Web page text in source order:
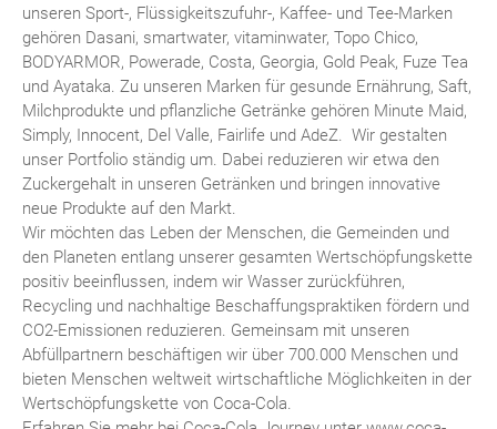
unseren Sport-, Flüssigkeitszufuhr-, Kaffee- und Tee-Marken
gehören Dasani, smartwater, vitaminwater, Topo Chico,
BODYARMOR, Powerade, Costa, Georgia, Gold Peak, Fuze Tea
und Ayataka. Zu unseren Marken für gesunde Ernährung, Saft,
Milchprodukte und pflanzliche Getränke gehören Minute Maid,
Simply, Innocent, Del Valle, Fairlife und AdeZ. Wir gestalten
unser Portfolio ständig um. Dabei reduzieren wir etwa den
Zuckergehalt in unseren Getränken und bringen innovative
neue Produkte auf den Markt.
Wir möchten das Leben der Menschen, die Gemeinden und
den Planeten entlang unserer gesamten Wertschöpfungskette
positiv beeinflussen, indem wir Wasser zurückführen,
Recycling und nachhaltige Beschaffungspraktiken fördern und
CO2-Emissionen reduzieren. Gemeinsam mit unseren
Abfüllpartnern beschäftigen wir über 700.000 Menschen und
bieten Menschen weltweit wirtschaftliche Möglichkeiten in der
Wertschöpfungskette von Coca-Cola.